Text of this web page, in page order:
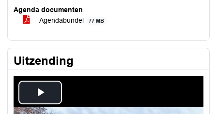
Agenda documenten
Agendabundel
77 MB
Uitzending
Play